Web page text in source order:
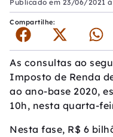
Publicado em 23/06/2021
Compartilhe:
As consultas ao
Imposto de Renda
ao ano-base 2020,
10h, nesta quarta-
Nesta fase, R$ 6